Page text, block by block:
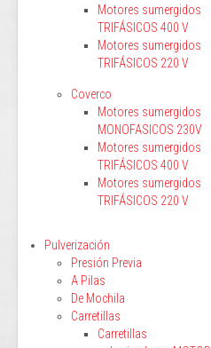
Motores sumergidos
TRIFÁSICOS 400 V
Motores sumergidos
TRIFÁSICOS 220 V
Coverco
Motores sumergidos
MONOFASICOS 230V
Motores sumergidos
TRIFÁSICOS 400 V
Motores sumergidos
TRIFÁSICOS 220 V
Pulverización
Presión Previa
A Pilas
De Mochila
Carretillas
Carretillas